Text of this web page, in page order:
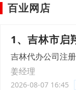
百业网店
1、吉林市启
吉林代办公司注
姜经理
2026-08-07 16:45